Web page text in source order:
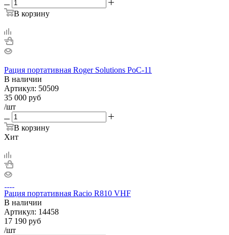
В корзину
Рация портативная Roger Solutions PoC-11
В наличии
Артикул: 50509
35 000 руб
/шт
В корзину
Хит
Рация портативная Racio R810 VHF
В наличии
Артикул: 14458
17 190 руб
/шт